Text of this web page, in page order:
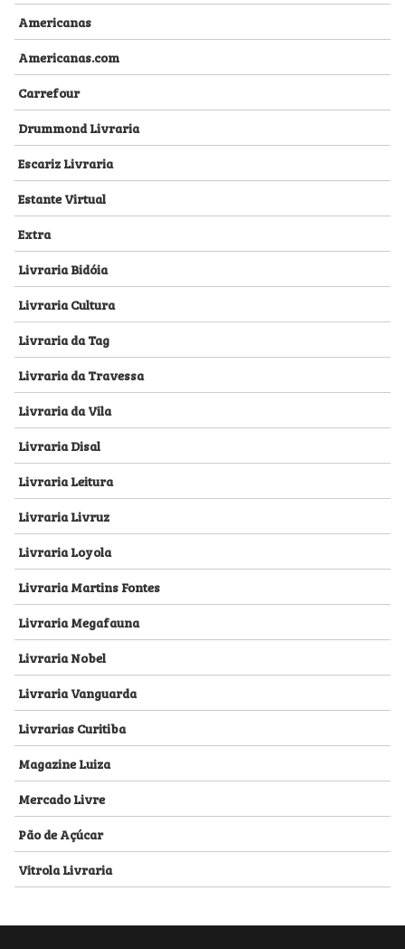
Americanas
Americanas.com
Carrefour
Drummond Livraria
Escariz Livraria
Estante Virtual
Extra
Livraria Bidóia
Livraria Cultura
Livraria da Tag
Livraria da Travessa
Livraria da Vila
Livraria Disal
Livraria Leitura
Livraria Livruz
Livraria Loyola
Livraria Martins Fontes
Livraria Megafauna
Livraria Nobel
Livraria Vanguarda
Livrarias Curitiba
Magazine Luiza
Mercado Livre
Pão de Açúcar
Vitrola Livraria